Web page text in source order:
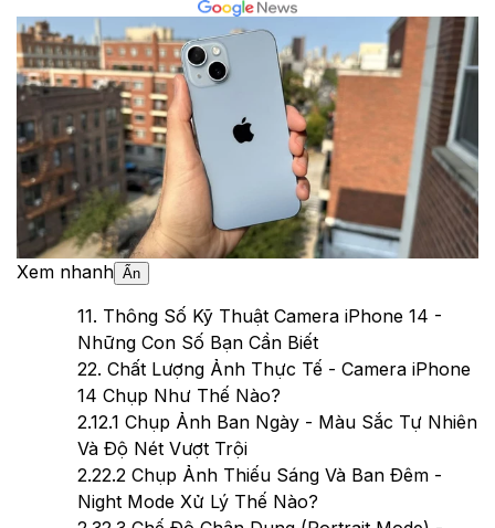
Xem nhanh Ẩn
11. Thông Số Kỹ Thuật Camera iPhone 14 -
Những Con Số Bạn Cần Biết
22. Chất Lượng Ảnh Thực Tế - Camera iPhone
14 Chụp Như Thế Nào?
2.12.1 Chụp Ảnh Ban Ngày - Màu Sắc Tự Nhiên
Và Độ Nét Vượt Trội
2.22.2 Chụp Ảnh Thiếu Sáng Và Ban Đêm -
Night Mode Xử Lý Thế Nào?